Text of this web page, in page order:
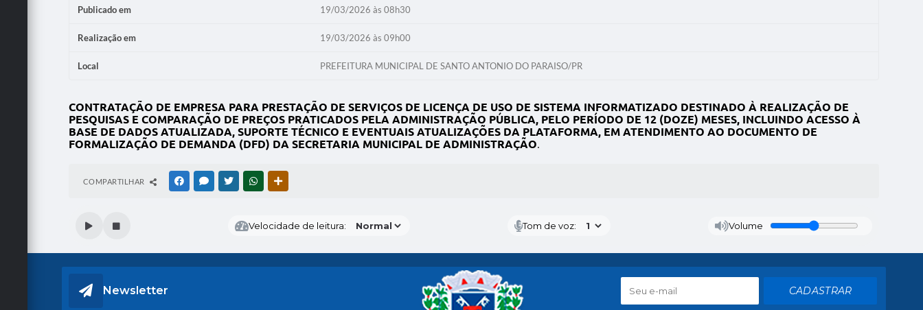
Publicado em 19/03/2026 às 08h30
Realização em 19/03/2026 às 09h00
Local PREFEITURA MUNICIPAL DE SANTO ANTONIO DO PARAISO/PR
CONTRATAÇÃO DE EMPRESA PARA PRESTAÇÃO DE SERVIÇOS DE LICENÇA DE USO DE SISTEMA INFORMATIZADO DESTINADO À REALIZAÇÃO DE
PESQUISAS E COMPARAÇÃO DE PREÇOS PRATICADOS PELA ADMINISTRAÇÃO PÚBLICA, PELO PERÍODO DE 12 (DOZE) MESES, INCLUINDO ACESSO À
BASE DE DADOS ATUALIZADA, SUPORTE TÉCNICO E EVENTUAIS ATUALIZAÇÕES DA PLATAFORMA, EM ATENDIMENTO AO DOCUMENTO DE
FORMALIZAÇÃO DE DEMANDA (DFD) DA SECRETARIA MUNICIPAL DE ADMINISTRAÇÃO.
COMPARTILHAR FACEBOOKMESSENGER
TWITTERWHATSAPP
Velocidade de leitura: Tom de voz: Volume
Newsletter CADASTRAR